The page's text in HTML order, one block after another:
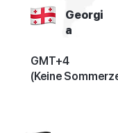
Georgi
a
GMT+4
(Keine